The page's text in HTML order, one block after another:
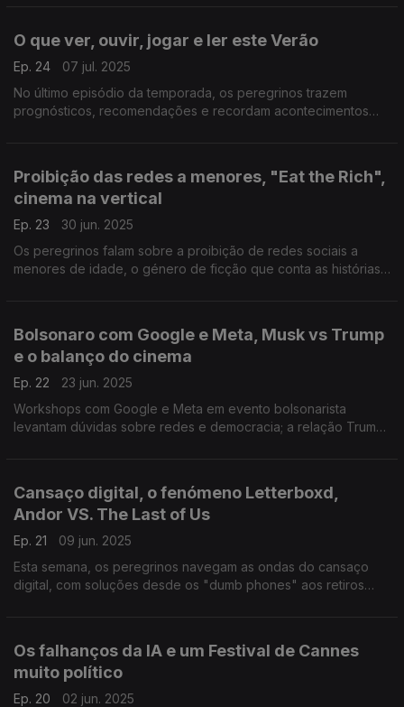
O que ver, ouvir, jogar e ler este Verão
Ep. 24
07 jul. 2025
No último episódio da temporada, os peregrinos trazem
prognósticos, recomendações e recordam acontecimentos
Proibição das redes a menores, "Eat the Rich",
cinema na vertical
Ep. 23
30 jun. 2025
Os peregrinos falam sobre a proibição de redes sociais a
menores de idade, o género de ficção que conta as histórias
Bolsonaro com Google e Meta, Musk vs Trump
e o balanço do cinema
Ep. 22
23 jun. 2025
Workshops com Google e Meta em evento bolsonarista
levantam dúvidas sobre redes e democracia; a relação Trump-
Cansaço digital, o fenómeno Letterboxd,
Andor VS. The Last of Us
Ep. 21
09 jun. 2025
Esta semana, os peregrinos navegam as ondas do cansaço
digital, com soluções desde os "dumb phones" aos retiros
Os falhanços da IA e um Festival de Cannes
muito político
Ep. 20
02 jun. 2025